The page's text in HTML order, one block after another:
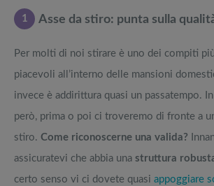
1 Asse da stiro: punta sulla
Per molti di noi stirare è uno dei compiti
piacevoli all’interno delle mansioni
invece è addirittura quasi un passatempo.
però, prima o poi ci troveremo di fronte a
stiro. Come riconoscerne una valida?
assicuratevi che abbia una struttura
certo senso vi ci dovete quasi appoggiare